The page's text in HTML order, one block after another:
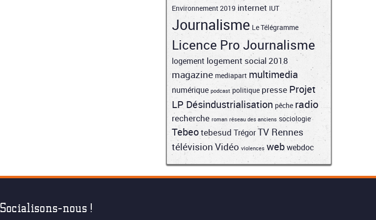
Environnement 2019 internet IUT
Journalisme Le Télégramme
Licence Pro Journalisme
logement logement social 2018
magazine mediapart multimedia
numérique podcast politique presse Projet
LP Désindustrialisation pêche radio
recherche roman réseau des anciens sociologie
Tebeotebesud TrégorTV Rennes
télévision Vidéo violences webwebdoc
Socialisons-nous !